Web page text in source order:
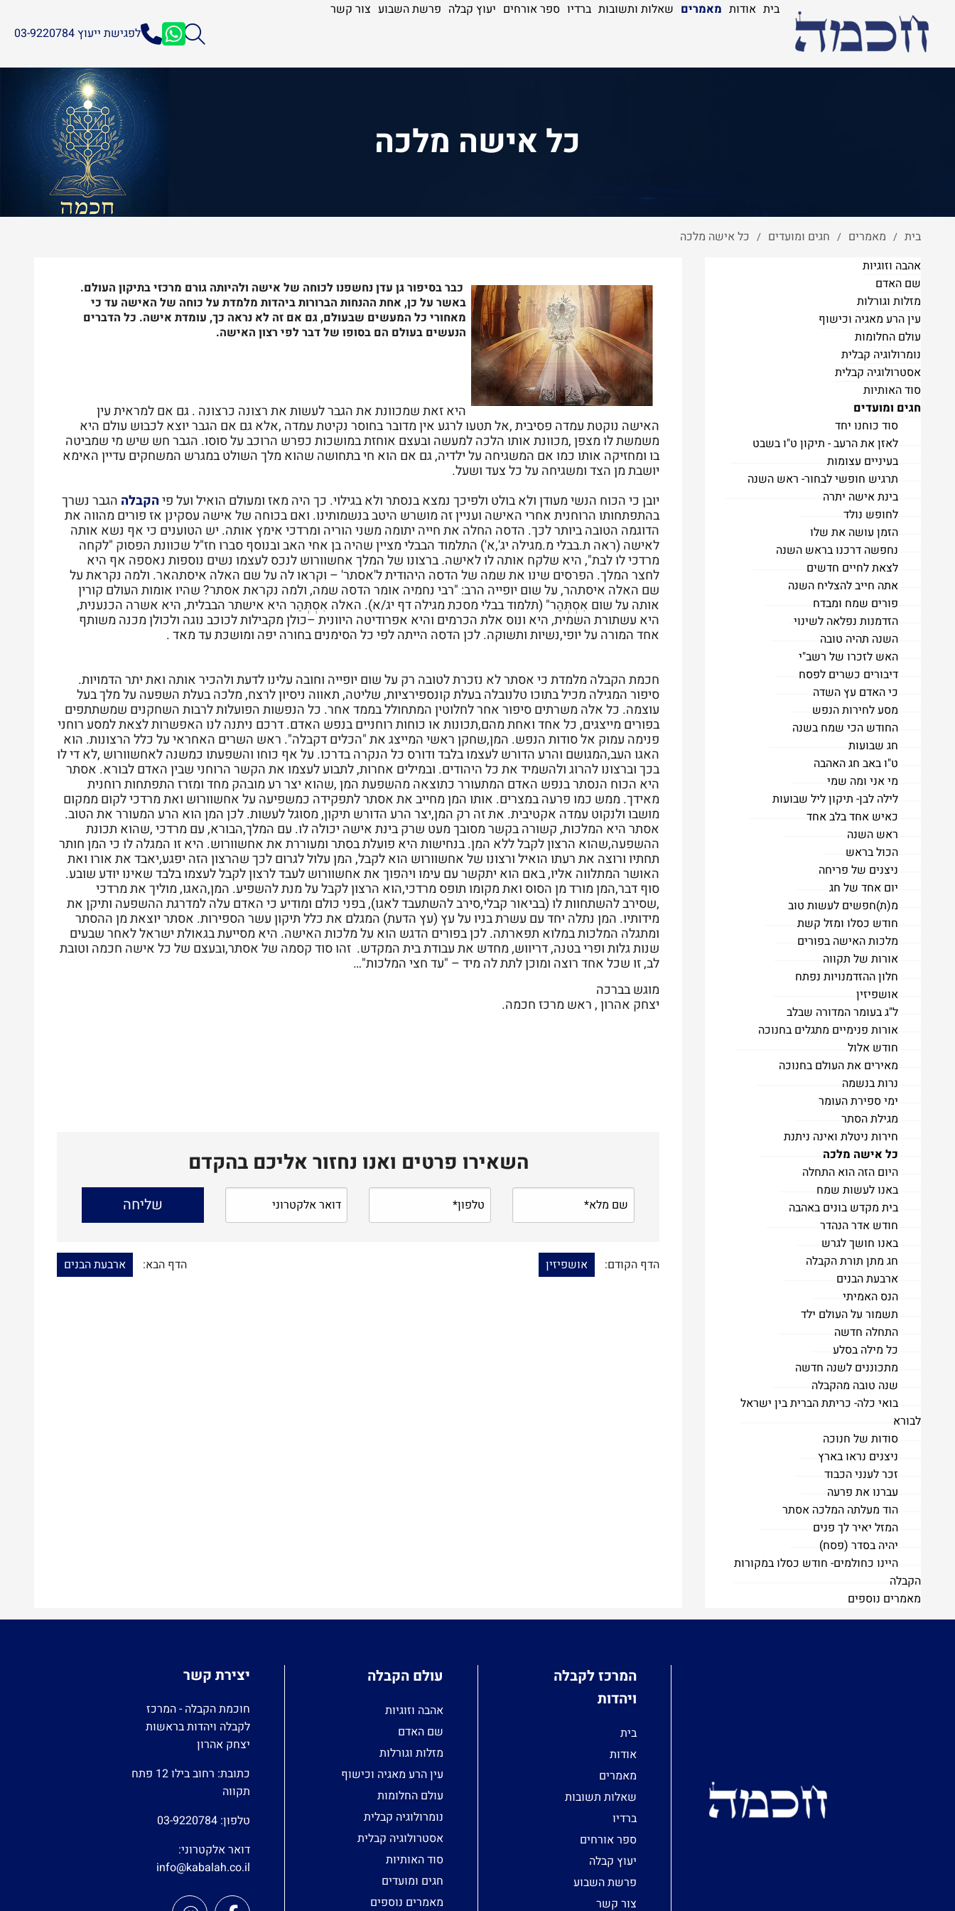
בית אודות מאמרים שאלות ותשובות ברדיו ספר אורחים יעוץ קבלה פרשת השבוע צור קשר
לפגישת ייעוץ 03-9220784
כל אישה מלכה
בית / מאמרים / חגים ומועדים / כל אישה מלכה
אהבה וזוגיות
שם האדם
מזלות וגורלות
עין הרע מאגיה וכישוף
עולם החלומות
נומרולוגיה קבלית
אסטרולוגיה קבלית
סוד האותיות
חגים ומועדים
סוד כוחנו יחד
לאזן את הרעב - תיקון ט"ו בשבט
בעיניים עצומות
תרגיש חופשי לבחור- ראש השנה
בינת אישה יתרה
לחופש נולד
הזמן עושה את שלו
נחפשה דרכנו בראש השנה
לצאת לחיים חדשים
אתה חייב להצליח השנה
פורים שמח ומבדח
הזדמנות נפלאה לשינוי
השנה תהיה טובה
האש לזכרו של רשב"י
דיבורים כשרים לפסח
כי האדם עץ השדה
מסע לחירות הנפש
החודש הכי שמח בשנה
חג שבועות
ט"ו באב חג האהבה
מי אני ומה שמי
לילה לבן- תיקון ליל שבועות
כאיש אחד בלב אחד
ראש השנה
הכול בראש
ניצנים של פריחה
יום אחד של חג
מ(ת)חפשים לעשות טוב
חודש כסלו ומזל קשת
מלכות האישה בפורים
אורות של תקווה
חלון ההזדמנויות נפתח
אושפיזין
ל"ג בעומר המדורה שבלב
אורות פנימיים מתגלים בחנוכה
חודש אלול
מאירים את העולם בחנוכה
נרות בנשמה
ימי ספירת העומר
מגילת הסתר
חירות ניטלת ואינה ניתנת
כל אישה מלכה
היום הזה הוא התחלה
באנו לעשות שמח
בית מקדש בונים באהבה
חודש אדר הנהדר
באנו חושך לגרש
חג מתן תורת הקבלה
ארבעת הבנים
הנס האמיתי
תשמור על העולם ילד
התחלה חדשה
כל מילה בסלע
מתכוננים לשנה חדשה
שנה טובה מהקבלה
בואי כלה- כריתת הברית בין ישראל
לבורא
סודות של חנוכה
ניצנים נראו בארץ
זכר לענני הכבוד
עברנו את פרעה
הוד מעלתה המלכה אסתר
המזל יאיר לך פנים
יהיה בסדר (פסח)
היינו כחולמים- חודש כסלו במקורות
הקבלה
מאמרים נוספים
כבר בסיפור גן עדן נחשפנו לכוחה של אישה ולהיותה גורם מרכזי בתיקון העולם.
באשר על כן, אחת ההנחות הברורות ביהדות מלמדת על כוחה של האישה עד כי
מאחורי כל המעשים שבעולם, גם אם זה לא נראה כך, עומדת אישה. כל הדברים
הנעשים בעולם הם בסופו של דבר לפי רצון האישה.
היא זאת שמכוונת את הגבר לעשות את רצונה כרצונה . גם אם למראית עין
האישה נוקטת עמדה פסיבית ,אל תטעו לרגע אין מדובר בחוסר נקיטת עמדה ,אלא גם אם הגבר יוצא לכבוש עולם היא
משמשת לו מצפן ,מכוונת אותו הלכה למעשה ובעצם אוחזת במושכות כפרש הרוכב על סוסו. הגבר חש שיש מי שמביטה
בו ומחזיקה אותו כמו אם המשגיחה על ילדיה, גם אם הוא חי בתחושה שהוא מלך השולט במגרש המשחקים עדיין האימא
יושבת מן הצד ומשגיחה על כל צעד ושעל.
יובן כי הכוח הנשי מעודן ולא בולט ולפיכך נמצא בנסתר ולא בגילוי. כך היה מאז ומעולם הואיל ועל פיהקבלה הגבר נשרך
בהתפתחותו הרוחנית אחרי האישה ועניין זה מושרש היטב בנשמותינו. ואם בכוחה של אישה עסקינן אז פורים מהווה את
הדוגמה הטובה ביותר לכך. הדסה החלה את חייה יתומה משני הוריה ומרדכי אימץ אותה. יש הטוענים כי אף נשא אותה
לאישה (ראה ת.בבלי מ.מגילה יג',א') התלמוד הבבלי מציין שהיה בן אחי האב ובנוסף סברו חז"ל שכוונת הפסוק "לקחה
מרדכי לו לבת", היא שלקח אותה לו לאישה. ברצונו של המלך אחשוורוש לנכס לעצמו נשים נוספות נאספה אף היא
לחצר המלך. הפרסים שינו את שמה של הדסה היהודית ל'אסתר' – וקראו לה על שם האלה איסתהאר. ולמה נקראת על
שם האלה איסתהר, על שום יופייה הרב: "רבי נחמיה אומר הדסה שמה, ולמה נקראת אסתר? שהיו אומות העולם קורין
אותה על שום אִסְתְּהַר" (תלמוד בבלי מסכת מגילה דף יג/א). האלה אִסְתְּהַר היא אישתר הבבלית, היא אשרה הכנענית,
היא עשתורת השמית, היא ונוס אלת הכרמים והיא אפרודיטה היוונית –כולן מקבילות לכוכב נוגה ולכולן מכנה משותף
אחד המורה על יופי,נשיות ותשוקה. לכן הדסה הייתה לפי כל הסימנים בחורה יפה ומושכת עד מאד .
חכמת הקבלה מלמדת כי אסתר לא נזכרת לטובה רק על שום יופייה וחובה עלינו לדעת ולהכיר אותה ואת יתר הדמויות.
סיפור המגילה מכיל בתוכו טלנובלה בעלת קונספירציות, שליטה, תאווה ניסיון לרצח, מלכה בעלת השפעה על מלך בעל
עוצמה. כל אלה משרתים סיפור אחר לחלוטין המתחולל בממד אחר. כל הנפשות הפועלות לרבות השחקנים שמשתתפים
בפורים מייצגים, כל אחד ואחת מהם,תכונות או כוחות רוחניים בנפש האדם. דרכם ניתנה לנו האפשרות לצאת למסע רוחני
פנימה עמוק אל סודות הנפש. המן,שחקן ראשי המייצג את "הכלים דקבלה". ראש השרים האחראי על כלל הרצונות. הוא
האגו העב,המגושם והרע הדורש לעצמו בלבד ודורס כל הנקרה בדרכו. על אף כוחו והשפעתו כמשנה לאחשוורוש ,לא די לו
בכך וברצונו להרוג ולהשמיד את כל היהודים. ובמילים אחרות, לתבוע לעצמו את הקשר הרוחני שבין האדם לבורא. אסתר
היא הכוח הנסתר בנפש האדם המתעורר כתוצאה מהשפעת המן ,שהוא יצר רע מובהק מחד ומזרז התפתחות רוחנית
מאידך. ממש כמו פרעה במצרים. אותו המן מחייב את אסתר לתפקידה כמשפיעה על אחשוורוש ואת מרדכי לקום ממקום
מושבו ולנקוט עמדה אקטיבית. את זה רק המן,יצר הרע הדורש תיקון, מסוגל לעשות. לכן המן הוא הרע המעורר את הטוב.
אסתר היא המלכות, קשורה בקשר מסובך מעט שרק בינת אישה יכולה לו. עם המלך,הבורא, עם מרדכי ,שהוא תכונת
ההשפעה,שהוא הרצון לקבל ללא המן. בנחישות היא פועלת בסתר ומעוררת את אחשוורוש. היא זו המגלה לו כי המן חותר
תחתיו ורוצה את רעתו הואיל ורצונו של אחשוורוש הוא לקבל, המן עלול לגרום לכך שהרצון הזה יפגע,יאבד את אורו ואת
האושר המתלווה אליו, באם הוא יתקשר עם עימו ויהפוך את אחשוורוש לעבד לרצון לקבל לעצמו בלבד שאינו יודע שובע.
סוף דבר,המן מורד מן הסוס ואת מקומו תופס מרדכי,הוא הרצון לקבל על מנת להשפיע. המן,האגו, מוליך את מרדכי
,שסירב להשתחוות לו (בביאור קבלי,סירב להשתעבד לאגו), בפני כולם ומודיע כי האדם עלה למדרגת ההשפעה ותיקן את
מידותיו. המן נתלה יחד עם עשרת בניו על עץ (עץ הדעת) המגלם את כלל תיקון עשר הספירות. אסתר יוצאת מן ההסתר
ומתגלה המלכות במלוא תפארתה. לכן בפורים הדגש הוא על מלכות האישה. היא מסייעת בגאולת ישראל לאחר שבעים
שנות גלות ופרי בטנה, דריווש, מחדש את עבודת בית המקדש. זהו סוד קסמה של אסתר,ובעצם של כל אישה חכמה וטובת
לב, זו שכל אחד רוצה ומוכן לתת לה מיד – "עד חצי המלכות"…
מוגש בברכה
יצחק אהרון , ראש מרכז חכמה.
השאירו פרטים ואנו נחזור אליכם בהקדם
הדף הקודם: אושפיזין הדף הבא: ארבעת הבנים
המרכז לקבלה
ויהדות
בית
אודות
מאמרים
שאלות תשובות
ברדיו
ספר אורחים
יעוץ קבלה
פרשת השבוע
צור קשר
עולם הקבלה
אהבה וזוגיות
שם האדם
מזלות וגורלות
עין הרע מאגיה וכישוף
עולם החלומות
נומרולוגיה קבלית
אסטרולוגיה קבלית
סוד האותיות
חגים ומועדים
מאמרים נוספים
יצירת קשר
חוכמת הקבלה - המרכז
לקבלה ויהדות בראשות
יצחק אהרון
כתובת: רחוב בילו 12 פתח
תקווה
טלפון: 03-9220784
דואר אלקטרוני:
info@kabalah.co.il